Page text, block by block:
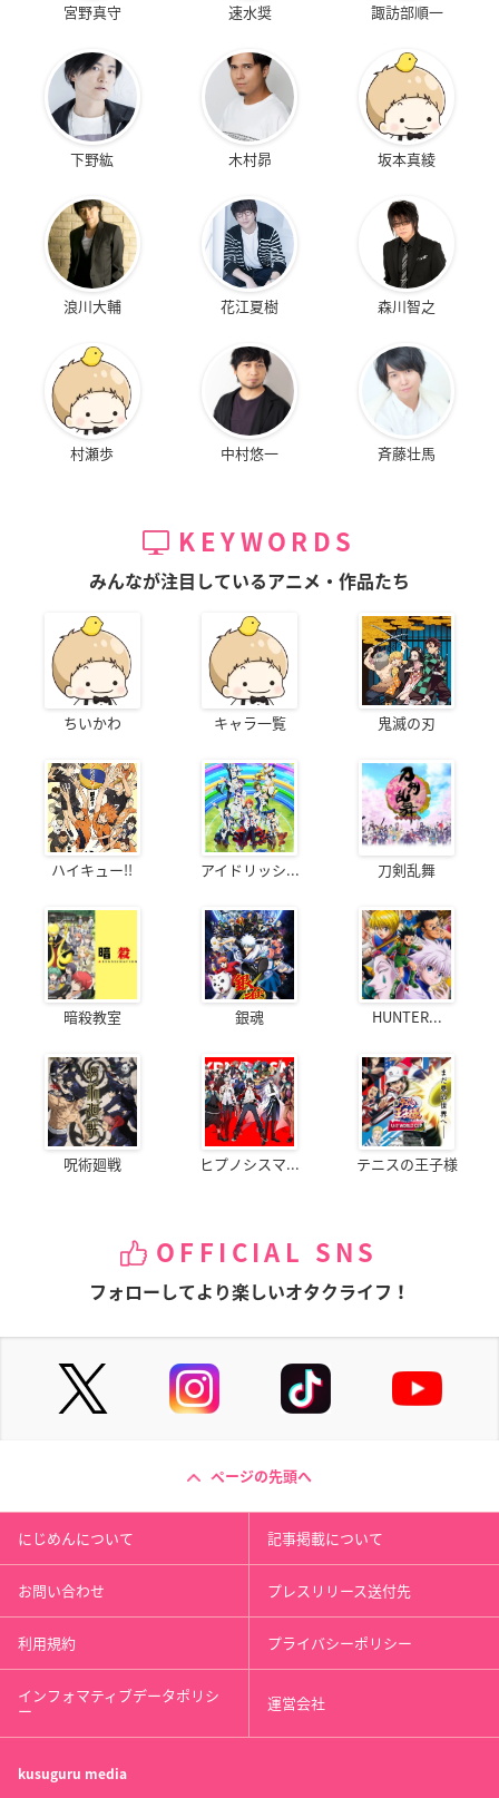
宮野真守 速水奨 諏訪部順一
下野紘 木村昴 坂本真綾
浪川大輔 花江夏樹 森川智之
村瀬歩 中村悠一 斉藤壮馬
KEYWORDS
みんなが注目しているアニメ・作品たち
ちいかわ キャラ一覧 鬼滅の刃
ハイキュー!! アイドリッシ... 刀剣乱舞
暗殺教室 銀魂 HUNTER...
呪術廻戦 ヒプノシスマ... テニスの王子様
OFFICIAL SNS
フォローしてより楽しいオタクライフ！
ページの先頭へ
にじめんについて 記事掲載について
お問い合わせ プレスリリース送付先
利用規約 プライバシーポリシー
インフォマティブデータポリシ
ー 運営会社
kusuguru media